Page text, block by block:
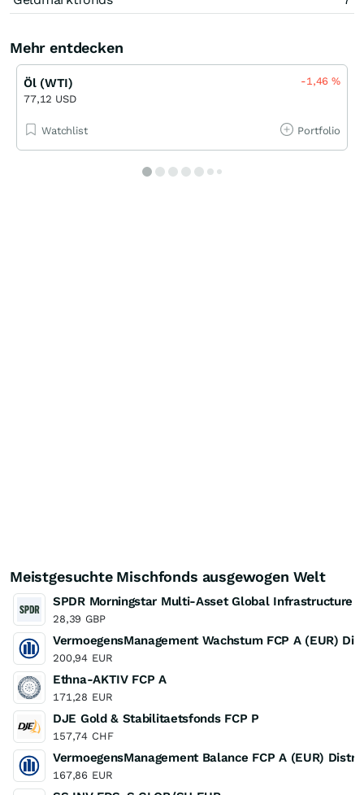
Mehr entdecken
Öl (WTI)
77,12 USD
-1,46%
Watchlist Portfolio
Meistgesuchte Mischfonds ausgewogen Welt
SPDR Morningstar Multi-Asset Global Infrastructure
28,39 GBP
VermoegensManagement Wachstum FCP A (EUR)
200,94 EUR
Ethna-AKTIV FCP A
171,28 EUR
DJE Gold & Stabilitaetsfonds FCP P
157,74 CHF
VermoegensManagement Balance FCP A (EUR)
167,86 EUR